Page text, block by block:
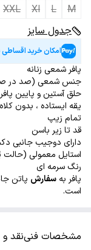
M
L
Xl
XXL
جدول سایز
امکان خرید
پافر شمعی زنانه
جنس شمعی (صد در
حلق آستین و پایین
یقه ایستاده ، بدون کلاه
تمام زیپ
قد تا زیر باسن
دارای دوجیب جانبی
استایل معمولی
رنگ سرمه ای
پافر به سفارش پاتن
است.
مشخصات فنینقد